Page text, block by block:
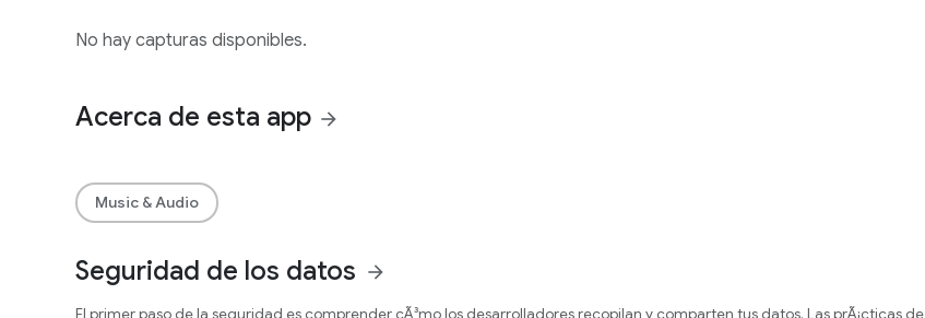
No hay capturas disponibles.
Acerca de esta app arrow_forward
Music & Audio
Seguridad de los datos arrow_forward
El primer paso de la seguridad es comprender cÃ³mo los desarrolladores recopilan y comparten tus datos. Las prÃ¡cticas de